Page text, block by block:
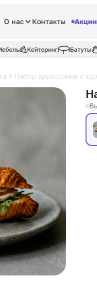
О нас Контакты Акции
Кейтеринг Батуты
Набор круассанов с